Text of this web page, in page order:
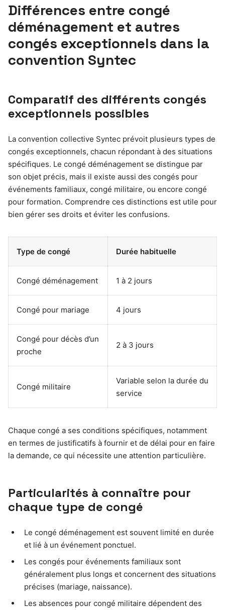
Différences entre congé
déménagement et autres
congés exceptionnels dans la
convention Syntec
Comparatif des différents congés
exceptionnels possibles
La convention collective Syntec prévoit plusieurs types de
congés exceptionnels, chacun répondant à des situations
spécifiques. Le congé déménagement se distingue par
son objet précis, mais il existe aussi des congés pour
événements familiaux, congé militaire, ou encore congé
pour formation. Comprendre ces distinctions est utile pour
bien gérer ses droits et éviter les confusions.
Type de congé Durée habituelle
Congé déménagement 1 à 2 jours
Congé pour mariage 4 jours
Congé pour décès d’un
proche
2 à 3 jours
Congé militaire
Variable selon la durée du
service
Chaque congé a ses conditions spécifiques, notamment
en termes de justificatifs à fournir et de délai pour en faire
la demande, ce qui nécessite une attention particulière.
Particularités à connaître pour
chaque type de congé
Le congé déménagement est souvent limité en durée
et lié à un événement ponctuel.
Les congés pour événements familiaux sont
généralement plus longs et concernent des situations
précises (mariage, naissance).
Les absences pour congé militaire dépendent des